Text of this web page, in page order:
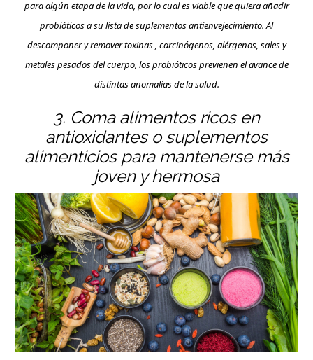
para algún etapa de la vida, por lo cual es viable que quiera añadir
probióticos a su lista de suplementos antienvejecimiento. Al
descomponer y remover toxinas , carcinógenos, alérgenos, sales y
metales pesados del cuerpo, los probióticos previenen el avance de
distintas anomalías de la salud.
3. Coma alimentos ricos en
antioxidantes o suplementos
alimenticios para mantenerse más
joven y hermosa